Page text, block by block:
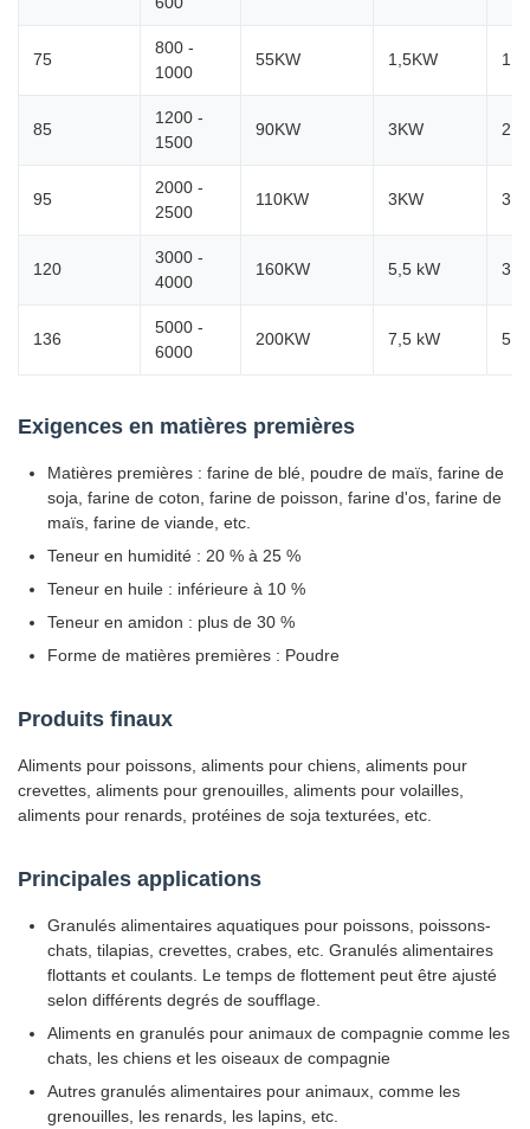
75
800 -
1000
55KW 1,5KW
85
1200 -
1500
90KW 3KW 2,2
95
2000 -
2500
110KW 3KW
120
3000 -
4000
160KW 5,5 kW
136
5000 -
6000
200KW 7,5 kW 5,5
Exigences en matières premières
Matières premières : farine de blé, poudre de maïs, farine de
soja, farine de coton, farine de poisson, farine d'os, farine de
maïs, farine de viande, etc.
Teneur en humidité : 20 % à 25 %
Teneur en huile : inférieure à 10 %
Teneur en amidon : plus de 30 %
Forme de matières premières : Poudre
Produits finaux
Aliments pour poissons, aliments pour chiens, aliments pour
crevettes, aliments pour grenouilles, aliments pour volailles,
aliments pour renards, protéines de soja texturées, etc.
Principales applications
Granulés alimentaires aquatiques pour poissons, poissons-
chats, tilapias, crevettes, crabes, etc. Granulés alimentaires
flottants et coulants. Le temps de flottement peut être ajusté
selon différents degrés de soufflage.
Aliments en granulés pour animaux de compagnie comme les
chats, les chiens et les oiseaux de compagnie
Autres granulés alimentaires pour animaux, comme les
grenouilles, les renards, les lapins, etc.